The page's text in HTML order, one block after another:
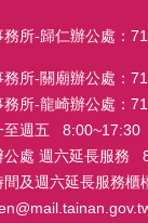
務所-歸仁辦公處
務所-關廟辦公
所-龍崎辦公處：
至週五 8:00~17:30
延長服務
及週六延長服務櫃